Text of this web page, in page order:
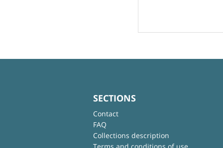
SECTIONS
Contact
FAQ
Collections description